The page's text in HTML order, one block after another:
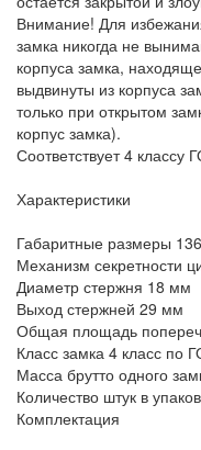
Внимание! Для
замка никогда не
корпуса замка,
выдвинуты из корпуса
только при открытом
корпус замка).
Соответствует 4 классу
Характеристики
Габаритные размеры
Механизм секретности
Диаметр стержня 18 мм
Выход стержней 29 мм
Общая площадь
Класс замка 4 класс по
Масса брутто одного
Количество штук в
Комплектация